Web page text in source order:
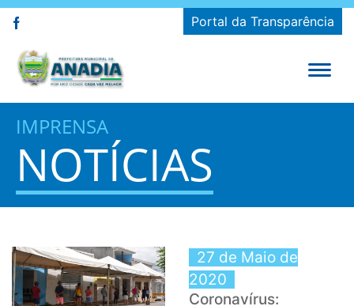
Portal da Transparência
IMPRENSA
NOTÍCIAS
27 de Maio de
2020
Coronavírus: